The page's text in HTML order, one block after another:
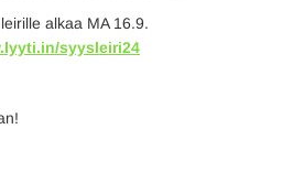
alkaa MA 16.9.
syysleiri24